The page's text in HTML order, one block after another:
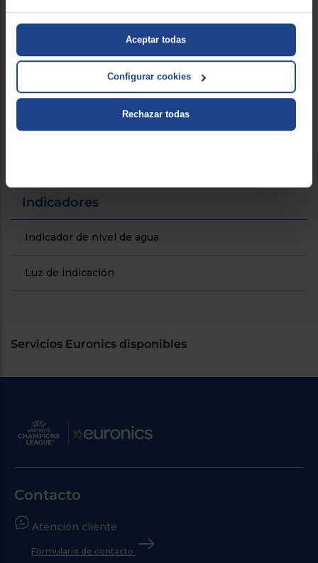
Aceptar todas
Configurar cookies
Rechazar todas
Indicadores
Indicador de nivel de agua
Luz de indicación
Servicios Euronics disponibles
Contacto
Atención cliente
Formulario de contacto